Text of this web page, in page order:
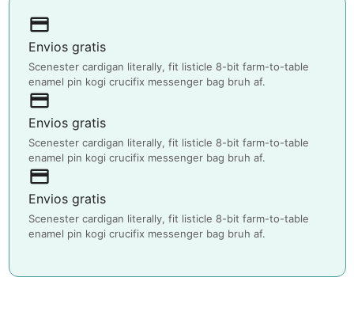
payment
Envios gratis
Scenester cardigan literally, fit listicle 8-bit farm-to-table
enamel pin kogi crucifix messenger bag bruh af.
payment
Envios gratis
Scenester cardigan literally, fit listicle 8-bit farm-to-table
enamel pin kogi crucifix messenger bag bruh af.
payment
Envios gratis
Scenester cardigan literally, fit listicle 8-bit farm-to-table
enamel pin kogi crucifix messenger bag bruh af.